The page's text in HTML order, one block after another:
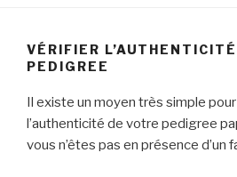
VÉRIFIER
PEDIGREE
Il existe un moyen très simple
l’authenticité de votre pedigree
vous n’êtes pas en présence d’un